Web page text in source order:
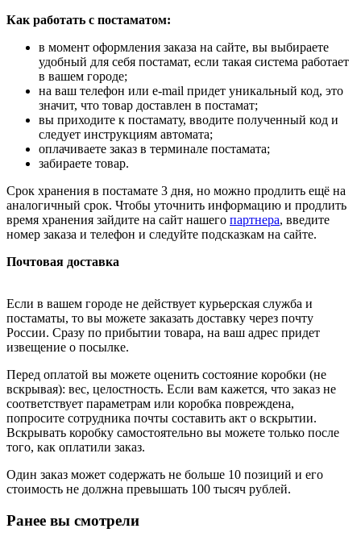
Как работать с постаматом:
в момент оформления заказа на сайте, вы выбираете
удобный для себя постамат, если такая система работает
в вашем городе;
на ваш телефон или e-mail придет уникальный код, это
значит, что товар доставлен в постамат;
вы приходите к постамату, вводите полученный код и
следует инструкциям автомата;
оплачиваете заказ в терминале постамата;
забираете товар.
Срок хранения в постамате 3 дня, но можно продлить ещё на
аналогичный срок. Чтобы уточнить информацию и продлить
время хранения зайдите на сайт нашего партнера, введите
номер заказа и телефон и следуйте подсказкам на сайте.
Почтовая доставка
Если в вашем городе не действует курьерская служба и
постаматы, то вы можете заказать доставку через почту
России. Сразу по прибытии товара, на ваш адрес придет
извещение о посылке.
Перед оплатой вы можете оценить состояние коробки (не
вскрывая): вес, целостность. Если вам кажется, что заказ не
соответствует параметрам или коробка повреждена,
попросите сотрудника почты составить акт о вскрытии.
Вскрывать коробку самостоятельно вы можете только после
того, как оплатили заказ.
Один заказ может содержать не больше 10 позиций и его
стоимость не должна превышать 100 тысяч рублей.
Ранее вы смотрели